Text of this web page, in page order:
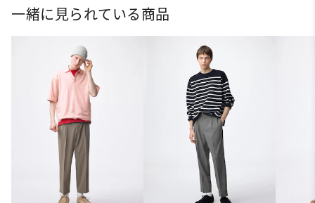
一緒に見られている商品